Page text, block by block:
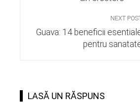
NEXT
Guava: 14 beneficii
pentru
LASĂ UN RĂSPUNS